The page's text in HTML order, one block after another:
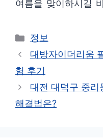
여름을 맞이하시길
카
테
고
리
정보
대방자이더리움
험 후기
대전 대덕구 중
해결법은?